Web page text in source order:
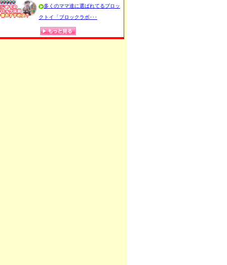
多くのママ達に選ばれてるブロッ
クトイ「ブロックラボ･･･